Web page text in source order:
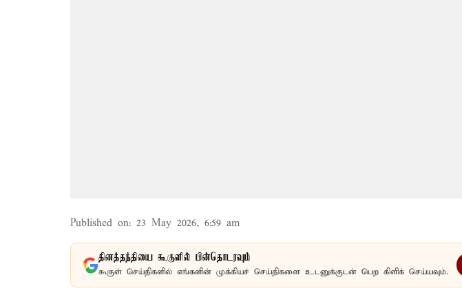
Published on: 23 May 2026, 6:59 am
தினத்தந்தியை கூகுளில் பின்தொடரவும்
கூகுள் செய்திகளில் எங்களின் முக்கியச் செய்திகளை உடனுக்குடன் பெற கிளிக் செய்யவும்.